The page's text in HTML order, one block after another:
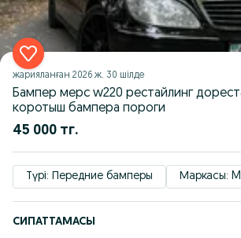
жарияланған 2026 ж. 30 шілде
Бампер мерс w220 рестайлинг
коротыш бампера пороги
45 000 тг.
Түрі: Передние бамперы Маркасы:
СИПАТТАМАСЫ